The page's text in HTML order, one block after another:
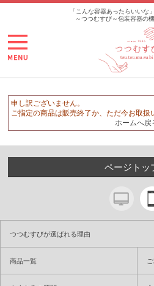
>
「こんな容器あったらいいな
～つつむすび～包装容器の
申し訳ございません。
ご指定の商品は販売終了か、ただ今お取扱
ホームへ戻
ページトッ
つつむすびが選ばれる理由
商品一覧